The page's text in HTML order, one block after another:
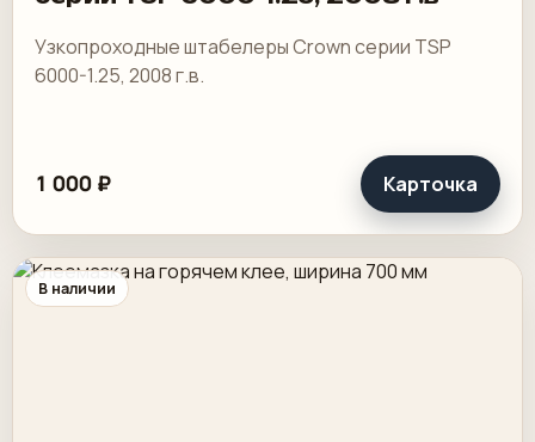
Узкопроходные штабелеры Crown серии TSP
6000-1.25, 2008 г.в.
1 000 ₽ Карточка
В наличии